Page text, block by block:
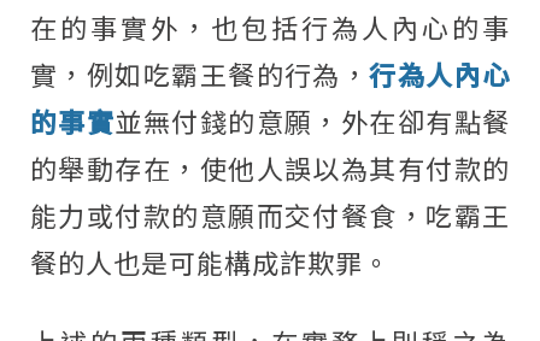
在的事實外，也包括行為人內心的事
實，例如吃霸王餐的行為，行為人內心
的事實並無付錢的意願，外在卻有點餐
的舉動存在，使他人誤以為其有付款的
能力或付款的意願而交付餐食，吃霸王
餐的人也是可能構成詐欺罪。